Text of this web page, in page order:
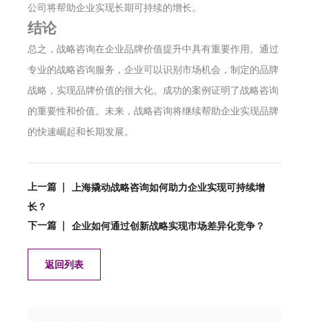
公司将帮助企业实现长期可持续的增长。
结论
总之，战略咨询在企业品牌价值提升中具有重要作用。通过
专业的战略咨询服务，企业可以识别市场机会，制定的品牌
战略，实现品牌价值的很大化。成功的案例证明了战略咨询
的重要性和价值。未来，战略咨询将继续帮助企业实现品牌
的快速崛起和长期发展。
上一篇 ｜
上海撬动战略咨询如何助力企业实现可持续增
长？
下一篇 ｜
企业如何通过创新战略实现市场差异化竞争？
返回列表